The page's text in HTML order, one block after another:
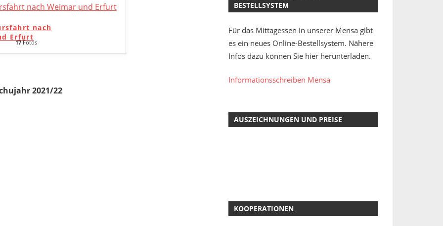
nach
Erfurt
17Fotos
2021/22
BESTELLSYSTEM
Für das Mittagessen in unserer Mensa gibt
es ein neues Online-Bestellsystem. Nähere
Infos dazu können Sie hier herunterladen.
Informationsschreiben Mensa
AUSZEICHNUNGEN UND PREISE
KOOPERATIONEN